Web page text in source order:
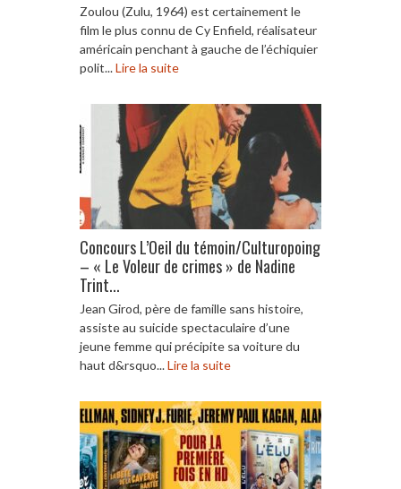
Zoulou (Zulu, 1964) est certainement le
film le plus connu de Cy Enfield, réalisateur
américain penchant à gauche de l’échiquier
polit...Lire la suite
Concours L’Oeil du témoin/Culturopoing
– « Le Voleur de crimes » de Nadine
Trint...
Jean Girod, père de famille sans histoire,
assiste au suicide spectaculaire d’une
jeune femme qui précipite sa voiture du
haut d&rsquo...Lire la suite